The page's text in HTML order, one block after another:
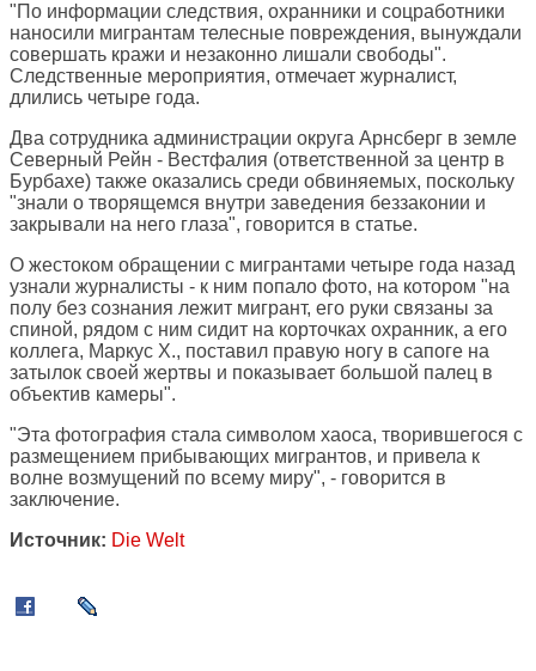
"По информации следствия, охранники и соцработники
наносили мигрантам телесные повреждения, вынуждали
совершать кражи и незаконно лишали свободы".
Следственные мероприятия, отмечает журналист,
длились четыре года.
Два сотрудника администрации округа Арнсберг в земле
Северный Рейн - Вестфалия (ответственной за центр в
Бурбахе) также оказались среди обвиняемых, поскольку
"знали о творящемся внутри заведения беззаконии и
закрывали на него глаза", говорится в статье.
О жестоком обращении с мигрантами четыре года назад
узнали журналисты - к ним попало фото, на котором "на
полу без сознания лежит мигрант, его руки связаны за
спиной, рядом с ним сидит на корточках охранник, а его
коллега, Маркус Х., поставил правую ногу в сапоге на
затылок своей жертвы и показывает большой палец в
объектив камеры".
"Эта фотография стала символом хаоса, творившегося с
размещением прибывающих мигрантов, и привела к
волне возмущений по всему миру", - говорится в
заключение.
Источник: Die Welt